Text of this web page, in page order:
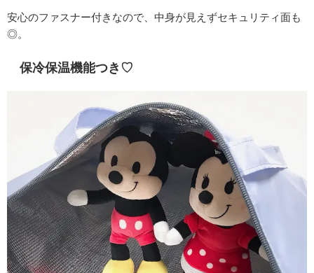
安心のファスナー付きなので、中身が見えずセキュリティ面も
◎。
保冷保温機能つき♡